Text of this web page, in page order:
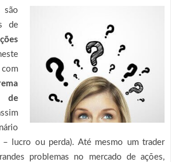
são
de
– lucro ou perda). Até mesmo um trader
problemas no mercado de ações,